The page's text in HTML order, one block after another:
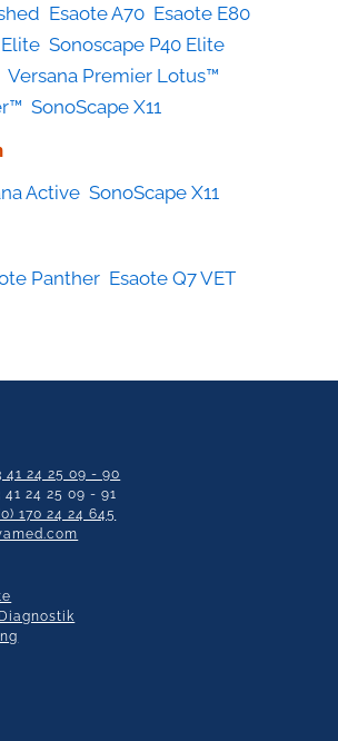
Esaote A70 Esaote E80
Sonoscape P40 Elite
Versana Premier Lotus™
SonoScape X11
Active SonoScape X11
Panther Esaote Q7 VET
41 24 25 09 - 90
24 25 09 - 91
170 24 24 645